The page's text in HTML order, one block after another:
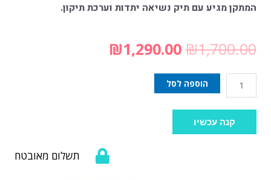
המתקן מגיע עם תיק נשיאה יתדות וערכת תיקון.
₪1,700.00
₪1,290.00
הוספה לסל
קנה עכשיו
תשלום מאובטח